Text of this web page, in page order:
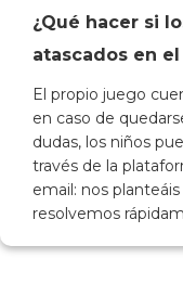
¿Qué hacer si
atascados en
El propio juego
en caso de
dudas, los niños
través de la
email: nos
resolvemos